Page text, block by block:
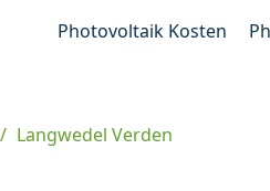
Photovoltaik Kosten
Langwedel Verden